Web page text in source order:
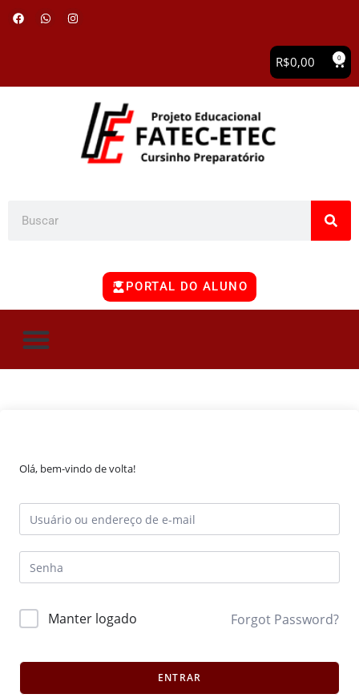
R$0,00 0
PORTAL DO ALUNO
Olá, bem-vindo de volta!
Manter logado Forgot Password?
ENTRAR